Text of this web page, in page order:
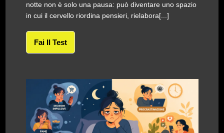
notte non è solo una pausa: può diventare uno spazio
in cui il cervello riordina pensieri, rielabora[...]
Fai Il Test